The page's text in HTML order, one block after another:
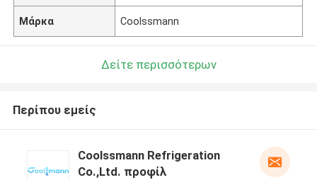
Μάρκα Coolssmann
Δείτε περισσότερων
Περίπου εμείς
Coolssmann Refrigeration
Co.,Ltd. προφίλ